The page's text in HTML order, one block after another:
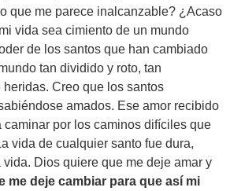
que me parece inalcanzable? ¿Acaso
vida sea cimiento de un mundo
de los santos que han cambiado
tan dividido y roto, tan
Creo que los santos
amados. Ese amor recibido
caminar por los caminos difíciles que
vida de cualquier santo fue dura,
Dios quiere que me deje amar y
me deje cambiar para que así mi